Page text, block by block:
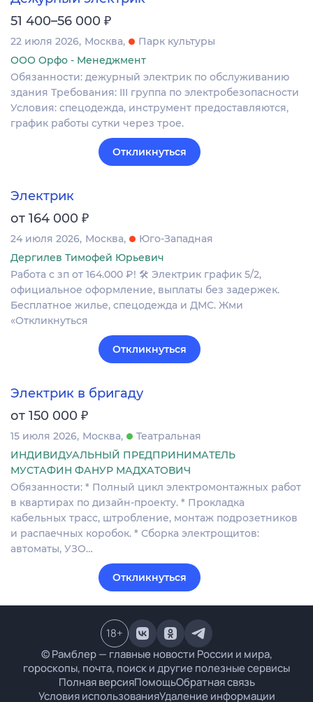
51 400–56 000 ₽
22 июля 2026 Москва
Парк культуры
ООО Орфо - Менеджмент
Обязанности: дежурный электрик по обслуживанию
здания Требования: III группа по электробезопасности
Условия: спецодежда, инструмент предоставляются,
график работы сутки через трое.
Откликнуться
Электрик
от 164 000 ₽
24 июля 2026 Москва
Юго-Западная
Дергилев Тимофей Юрьевич
Работа с зп от 164.000 ₽! 🛠 Электрик график 5/2,
официальное оформление, выплаты без задержек.
Бесплатное жилье, спецодежда и ДМС. Жми
«Откликнуться
Откликнуться
Электрик в бригаду
от 150 000 ₽
15 июля 2026 Москва
Театральная
ИНДИВИДУАЛЬНЫЙ ПРЕДПРИНИМАТЕЛЬ
МУСТАФИН ФАНУР МАДХАТОВИЧ
Обязанности: * Полный цикл электромонтажных работ
в квартирах по дизайн-проекту. * Прокладка
кабельных трасс, штробление, монтаж подрозетников
и распаечных коробок. * Сборка электрощитов:
автоматы, УЗО…
Откликнуться
© Рамблер — главные новости России и мира,
гороскопы, почта, поиск и другие полезные сервисы
Полная версияПомощьОбратная связь
Условия использованияУдаление информации
18+